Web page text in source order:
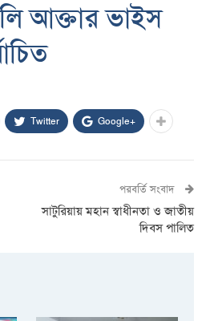
আক্তার ভাইস
Twitter Google+
পরবর্তি সংবাদ
সাটুরিয়ায় মহান স্বাধীনতা ও জাতীয়
দিবস পালিত